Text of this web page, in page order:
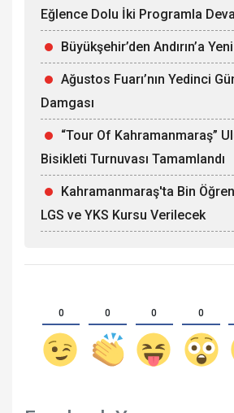
Eğlence Dolu İki Programla
Büyükşehir’den Andırın’a
Ağustos Fuarı’nın Yedinci
Damgası
“Tour Of Kahramanmaraş”
Bisikleti Turnuvası Tamamlandı
Kahramanmaraş'ta Bin
LGS ve YKS Kursu Verilecek
0 0 0 0